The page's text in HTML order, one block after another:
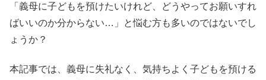
「義母に子どもを預けたいけれど、どうやってお願いすれ
ばいいのか分からない…」と悩む方も多いのではないでし
ょうか？
本記事では、義母に失礼なく、気持ちよく子どもを預ける